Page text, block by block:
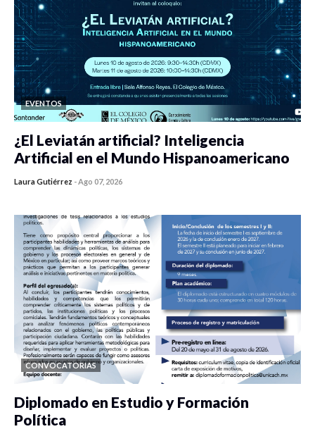
EVENTOS
¿El Leviatán artificial? Inteligencia
Artificial en el Mundo Hispanoamericano
Laura Gutiérrez -Ago 07, 2026
CONVOCATORIAS
Diplomado en Estudio y Formación
Política